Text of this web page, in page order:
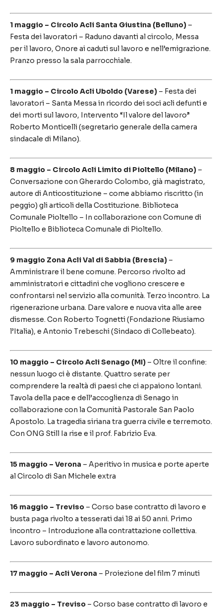
1 maggio – Circolo Acli Santa Giustina (Belluno) –
Festa dei lavoratori – Raduno davanti al circolo, Messa
per il lavoro, Onore ai caduti sul lavoro e nell’emigrazione.
Pranzo presso la sala parrocchiale.
1 maggio – Circolo Acli Uboldo (Varese) – Festa dei
lavoratori – Santa Messa in ricordo dei soci acli defunti e
dei morti sul lavoro, Intervento “Il valore del lavoro”
Roberto Monticelli (segretario generale della camera
sindacale di Milano).
8 maggio – Circolo Acli Limito di Pioltello (Milano) –
Conversazione con Gherardo Colombo, già magistrato,
autore di Anticostituzione – come abbiamo riscritto (in
peggio) gli articoli della Costituzione. Biblioteca
Comunale Pioltello – In collaborazione con Comune di
Pioltello e Biblioteca Comunale di Pioltello.
9 maggio Zona Acli Val di Sabbia (Brescia) –
Amministrare il bene comune. Percorso rivolto ad
amministratori e cittadini che vogliono crescere e
confrontarsi nel servizio alla comunità. Terzo incontro. La
rigenerazione urbana. Dare valore e nuova vita alle aree
dismesse. Con Roberto Tognetti (Fondazione Riusiamo
l’Italia), e Antonio Trebeschi (Sindaco di Collebeato).
10 maggio – Circolo Acli Senago (MI) – Oltre il confine:
nessun luogo ci è distante. Quattro serate per
comprendere la realtà di paesi che ci appaiono lontani.
Tavola della pace e dell’accoglienza di Senago in
collaborazione con la Comunità Pastorale San Paolo
Apostolo. La tragedia siriana tra guerra civile e terremoto.
Con ONG Still Ia rise e il prof. Fabrizio Eva.
15 maggio – Verona – Aperitivo in musica e porte aperte
al Circolo di San Michele extra
16 maggio – Treviso – Corso base contratto di lavoro e
busta paga rivolto a tesserati dai 18 ai 50 anni. Primo
incontro – Introduzione alla contrattazione collettiva.
Lavoro subordinato e lavoro autonomo.
17 maggio – Acli Verona – Proiezione del film 7 minuti
23 maggio – Treviso – Corso base contratto di lavoro e